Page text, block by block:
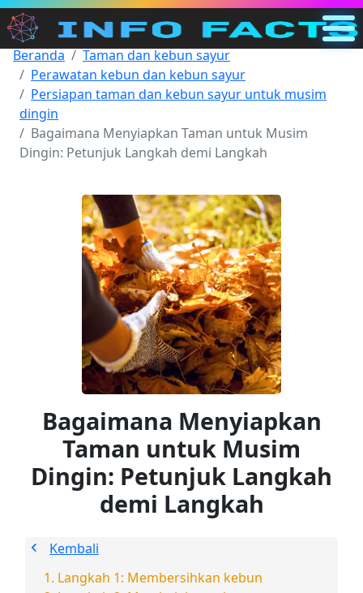
Utama
Kategori
Lainnya
Beranda
Taman dan kebun sayur
Perawatan kebun dan kebun sayur
Persiapan taman dan kebun sayur untuk musim
dingin
Bagaimana Menyiapkan Taman untuk Musim
Dingin: Petunjuk Langkah demi Langkah
Bagaimana Menyiapkan
Taman untuk Musim
Dingin: Petunjuk Langkah
demi Langkah
Kembali
Langkah 1: Membersihkan kebun